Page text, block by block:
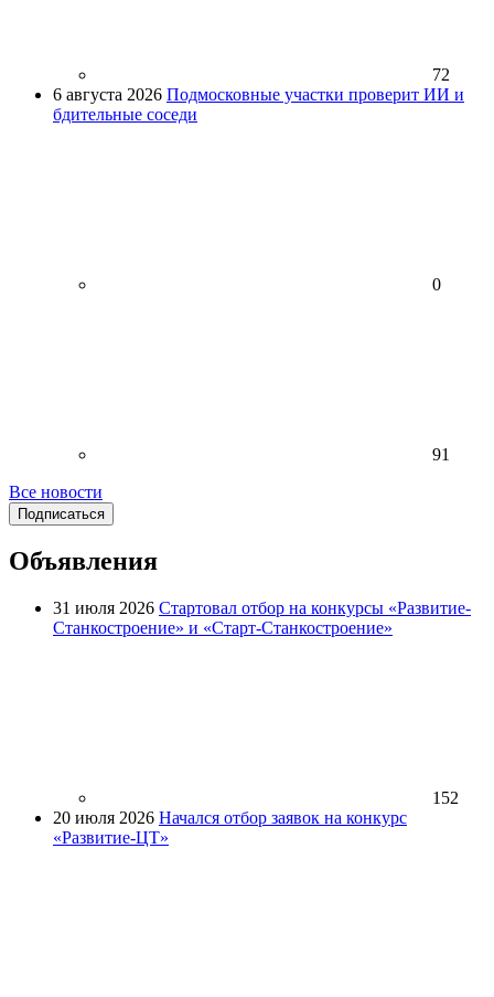
72
6 августа 2026 Подмосковные участки проверит ИИ и
бдительные соседи
0
91
Все новости
Подписаться
Объявления
31 июля 2026 Стартовал отбор на конкурсы «Развитие-
Станкостроение» и «Старт-Станкостроение»
152
20 июля 2026 Начался отбор заявок на конкурс
«Развитие-ЦТ»